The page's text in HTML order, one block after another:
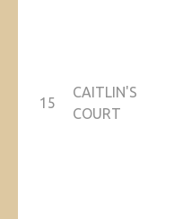
15
CAITLIN'S
COURT